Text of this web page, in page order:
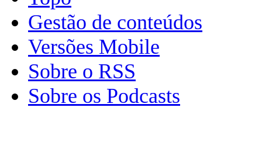
Gestão de conteúdos
Versões Mobile
Sobre o RSS
Sobre os Podcasts